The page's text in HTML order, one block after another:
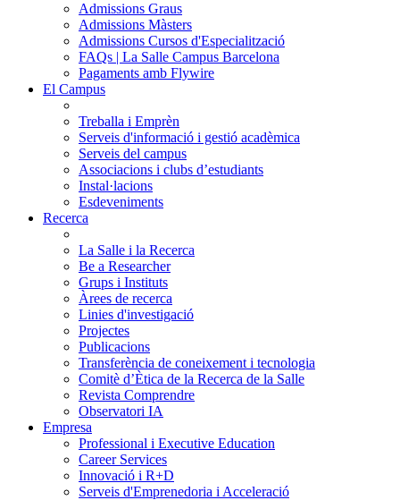
Admissions Graus
Admissions Màsters
Admissions Cursos d'Especialització
FAQs | La Salle Campus Barcelona
Pagaments amb Flywire
El Campus
Treballa i Emprèn
Serveis d'informació i gestió acadèmica
Serveis del campus
Associacions i clubs d’estudiants
Instal·lacions
Esdeveniments
Recerca
La Salle i la Recerca
Be a Researcher
Grups i Instituts
Àrees de recerca
Linies d'investigació
Projectes
Publicacions
Transferència de coneixement i tecnologia
Comitè d’Ètica de la Recerca de la Salle
Revista Comprendre
Observatori IA
Empresa
Professional i Executive Education
Career Services
Innovació i R+D
Serveis d'Emprenedoria i Acceleració